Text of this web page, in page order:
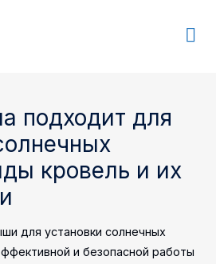
подходит для
кровель и их
для установки солнечных
и безопасной работы